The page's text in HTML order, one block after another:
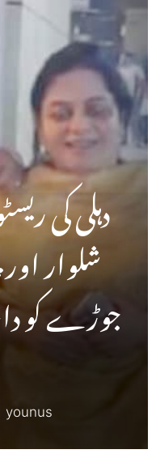
دہلی کی
شلوار
جوڑے کو
younus